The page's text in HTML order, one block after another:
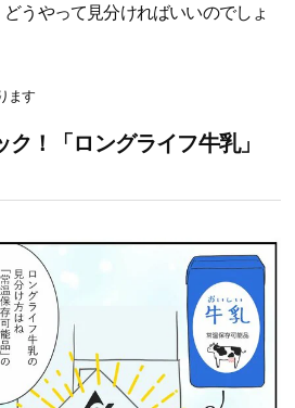
うやって見分ければいいのでしょ
ます
ク！「ロングライフ牛乳」